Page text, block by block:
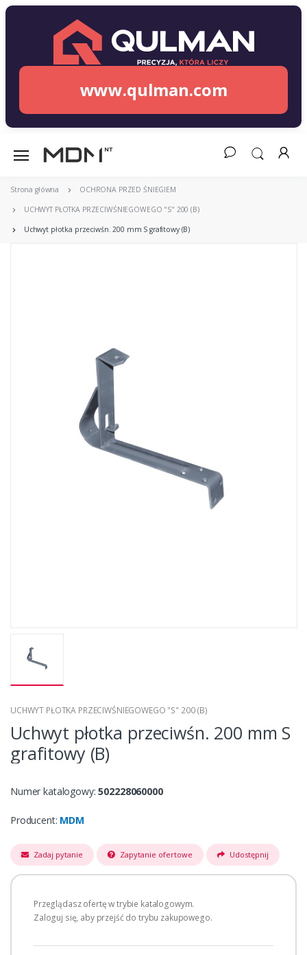
www.qulman.com
Strona główna OCHRONA PRZED ŚNIEGIEM
UCHWYT PŁOTKA PRZECIWŚNIEGOWEGO "S" 200 (B)
Uchwyt płotka przeciwśn. 200 mm S grafitowy (B)
UCHWYT PŁOTKA PRZECIWŚNIEGOWEGO "S" 200 (B)
Uchwyt płotka przeciwśn. 200 mm S
grafitowy (B)
Numer katalogowy:502228060000
Producent: MDM
Zadaj pytanie Zapytanie ofertowe Udostępnij
Przeglądasz ofertę w trybie katalogowym.
Zaloguj się, aby przejść do trybu zakupowego.